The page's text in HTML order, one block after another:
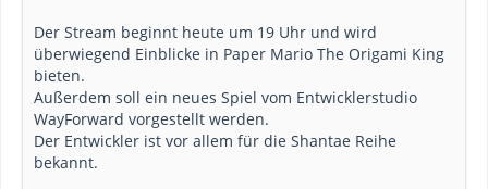
Der Stream beginnt heute um 19 Uhr und wird
überwiegend Einblicke in Paper Mario The Origami King
bieten.
Außerdem soll ein neues Spiel vom Entwicklerstudio
WayForward vorgestellt werden.
Der Entwickler ist vor allem für die Shantae Reihe
bekannt.